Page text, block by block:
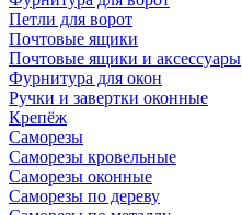
Петли для ворот
Почтовые ящики
Почтовые ящики и аксессуары
Фурнитура для окон
Ручки и завертки оконные
Крепёж
Саморезы
Саморезы кровельные
Саморезы оконные
Саморезы по дереву